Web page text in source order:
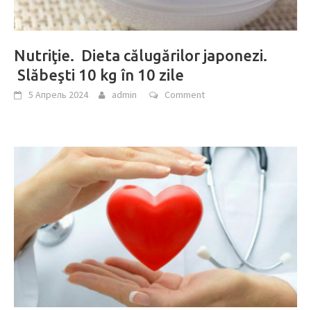
Nutriţie. Dieta călugărilor japonezi.
Slăbeşti 10 kg în 10 zile
5 Апрель 2024 admin Comment